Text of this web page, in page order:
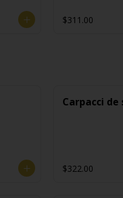
$311.00
Carpacci de
$322.00